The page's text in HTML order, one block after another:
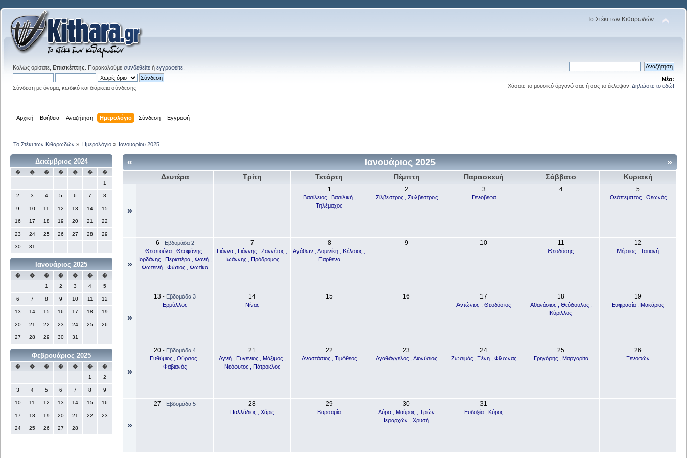
Το Στέκι των Κιθαρωδών
Καλώς ορίσατε, Επισκέπτης . Παρακαλούμε συνδεθείτε ή εγγραφείτε
Σύνδεση με όνομα, κωδικό και διάρκεια σύνδεσης
Νέα:
Χάσατε το μουσικό όργανό σας ή σας το έκλεψαν; Δηλώστε το εδώ!
Αρχική Βοήθεια Αναζήτηση Ημερολόγιο Σύνδεση Εγγραφή
Το Στέκι των Κιθαρωδών » Ημερολόγιο» Ιανουαρίου 2025
Δεκέμβριος 2024
� � � � � �
�
1
2 3 4 5 6 7 8
9 10 11 12 13 14 15
16 17 18 19 20 21 22
23 24 25 26 27 28 29
30 31
Ιανουάριος 2025
� � � � � �
�
1
2 3 4 5
6 7 8 9 10 11 12
13 14 15 16 17 18 19
20 21 22 23 24 25 26
27 28 29 30 31
Φεβρουάριος 2025
� � � � � �
�
1
2
3 4 5 6 7 8 9
10 11 12 13 14 15 16
17 18 19 20 21 22 23
24 25 26 27 28
« »
Ιανουάριος 2025
Δευτέρα Τρίτη Τετάρτη Πέμπτη Παρασκευή Σάββατο Κυριακή
»
1
Βασίλειος , Βασιλική ,
Τηλέμαχος
2
Σίλβεστρος , Συλβέστρος
3
Γενοβέφα
4 5
Θεόπεμπτος , Θεωνάς
»
6 - Εβδομάδα 2
Θεοπούλα , Θεοφάνης ,
Ιορδάνης , Περιστέρα , Φανή ,
Φωτεινή , Φώτιος , Φωτίκα
7
Γιάννα , Γιάννης , Ζαννέτος ,
Ιωάννης , Πρόδρομος
8
Αγάθων , Δομινίκη , Κέλσιος ,
Παρθένα
9 10 11
Θεοδόσης
12
Μέρτιος , Τατιανή
»
13 - Εβδομάδα 3
Ερμύλλος
14
Νίνας
15 16 17
Αντώνιος , Θεοδόσιος
18
Αθανάσιος , Θεόδουλος ,
Κύριλλος
19
Ευφρασία , Μακάριος
»
20 - Εβδομάδα 4
Ευθύμιος , Θύρσος ,
Φαβιανός
21
Αγνή , Ευγένιος , Μάξιμος ,
Νεόφυτος , Πάτροκλος
22
Αναστάσιος , Τιμόθεος
23
Αγαθάγγελος , Διονύσιος
24
Ζωσιμάς , Ξένη , Φίλωνας
25
Γρηγόρης , Μαργαρίτα
26
Ξενοφών
»
27 - Εβδομάδα 5 28
Παλλάδιος , Χάρις
29
Βαρσαμία
30
Αύρα , Μαύρος , Τριών
Ιεραρχών , Χρυσή
31
Ευδοξία , Κύρος